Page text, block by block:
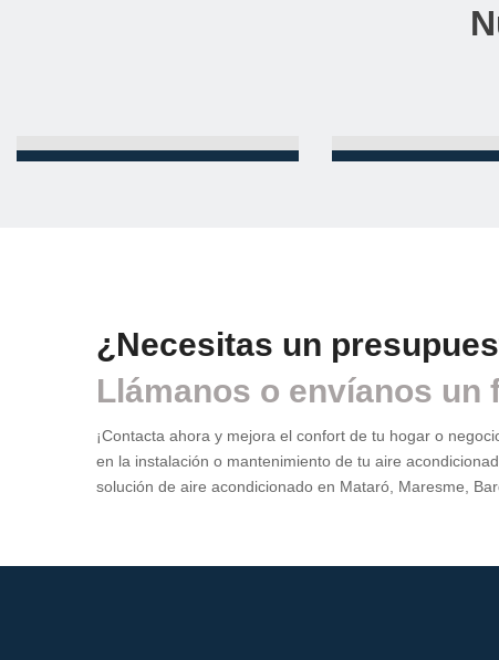
¿Necesitas un
Llámanos o envíanos un
¡Contacta ahora y mejora el confort de tu hogar o
en la instalación o mantenimiento de tu aire
solución de aire acondicionado en Mataró, Maresme,